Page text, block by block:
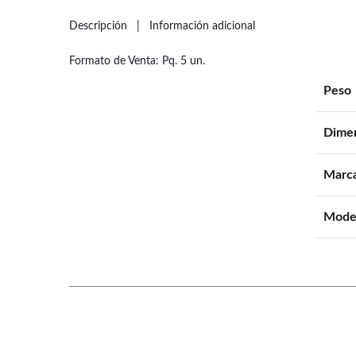
Descripción Información adicional
Formato de Venta: Pq. 5 un.
Peso